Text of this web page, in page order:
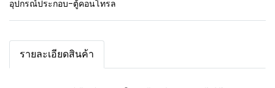
อุปกรณ์ประกอบ-ตู้คอนโทรล
รายละเอียดสินค้า